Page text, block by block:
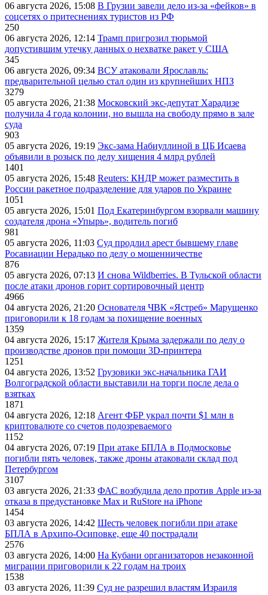
06 августа 2026, 15:08 В Грузии завели дело из-за «фейков» в
соцсетях о притеснениях туристов из РФ
250
06 августа 2026, 12:14 Трамп пригрозил тюрьмой
допустившим утечку данных о нехватке ракет у США
345
06 августа 2026, 09:34 ВСУ атаковали Ярославль:
предварительной целью стал один из крупнейших НПЗ
3279
05 августа 2026, 21:38 Московский экс-депутат Харадизе
получила 4 года колонии, но вышла на свободу прямо в зале
суда
903
05 августа 2026, 19:19 Экс-зама Набиуллиной в ЦБ Исаева
объявили в розыск по делу хищения 4 млрд рублей
1401
05 августа 2026, 15:48 Reuters: КНДР может разместить в
России ракетное подразделение для ударов по Украине
1051
05 августа 2026, 15:01 Под Екатеринбургом взорвали машину
создателя дрона «Упырь», водитель погиб
981
05 августа 2026, 11:03 Суд продлил арест бывшему главе
Росавиации Нерадько по делу о мошенничестве
876
05 августа 2026, 07:13 И снова Wildberries. В Тульской области
после атаки дронов горит сортировочный центр
4966
04 августа 2026, 21:20 Основателя ЧВК «Ястреб» Марущенко
приговорили к 18 годам за похищение военных
1359
04 августа 2026, 15:17 Жителя Крыма задержали по делу о
производстве дронов при помощи 3D‑принтера
1251
04 августа 2026, 13:52 Грузовики экс-начальника ГАИ
Волгоградской области выставили на торги после дела о
взятках
1871
04 августа 2026, 12:18 Агент ФБР украл почти $1 млн в
криптовалюте со счетов подозреваемого
1152
04 августа 2026, 07:19 При атаке БПЛА в Подмосковье
погибли пять человек, также дроны атаковали склад под
Петербургом
3107
03 августа 2026, 21:33 ФАС возбудила дело против Apple из-за
отказа в предустановке Max и RuStore на iPhone
1454
03 августа 2026, 14:42 Шесть человек погибли при атаке
БПЛА в Архипо-Осиповке, еще 40 пострадали
2576
03 августа 2026, 14:00 На Кубани организаторов незаконной
миграции приговорили к 22 годам на троих
1538
03 августа 2026, 11:39 Суд не разрешил властям Израиля